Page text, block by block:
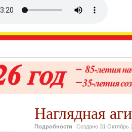
Наглядная
Подробности Создано 31 Октябрь